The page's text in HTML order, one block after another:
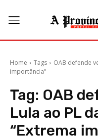
Home Tags
OAB defende
importância”
Tag: OAB
Lula ao PL
“Extrema